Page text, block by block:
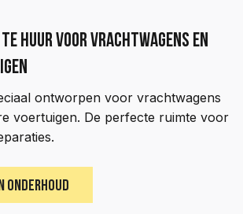
huur voor vrachtwagens en
ontworpen voor vrachtwagens
voertuigen. De perfecte ruimte voor
ONDERHOUD